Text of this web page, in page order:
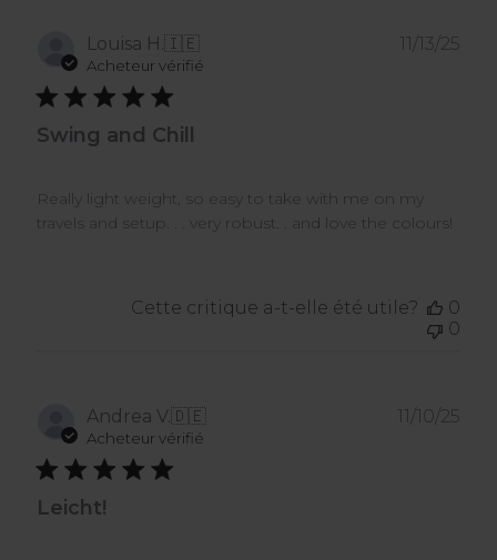
Louisa H.🇮🇪
Acheteur vérifié
Swing and Chill
Really light weight, so easy to take with me on my
travels and setup. . . very robust. . and love the colours!
11/13/25
Cette critique a-t-elle été utile?
0
0
Andrea V.🇩🇪
Acheteur vérifié
Leicht!
11/10/25